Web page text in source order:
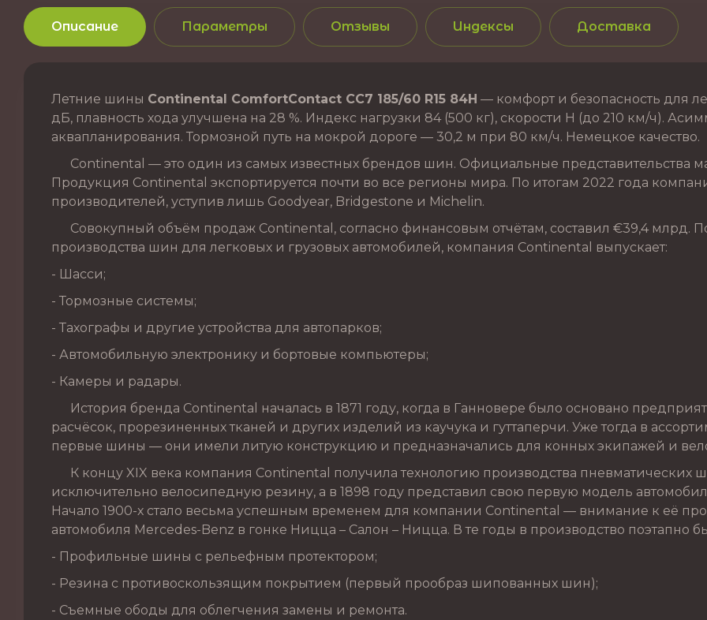
Описание Параметры Отзывы Индексы Доставка
Летние шины Continental ComfortContact CC7 185/60 R15 84H — комфорт и безопасность для
дБ, плавность хода улучшена на 28 %. Индекс нагрузки 84 (500 кг), скорости H (до 210 км/ч).
аквапланирования. Тормозной путь на мокрой дороге — 30,2 м при 80 км/ч. Немецкое качество.
Continental — это один из самых известных брендов шин. Официальные представительства
Продукция Continental экспортируется почти во все регионы мира. По итогам 2022 года
производителей, уступив лишь Goodyear, Bridgestone и Michelin.
Совокупный объём продаж Continental, согласно финансовым отчётам, составил €39,4 млрд.
производства шин для легковых и грузовых автомобилей, компания Continental выпускает:
- Шасси;
- Тормозные системы;
- Тахографы и другие устройства для автопарков;
- Автомобильную электронику и бортовые компьютеры;
- Камеры и радары.
История бренда Continental началась в 1871 году, когда в Ганновере было основано
расчёсок, прорезиненных тканей и других изделий из каучука и гуттаперчи. Уже тогда в
первые шины — они имели литую конструкцию и предназначались для конных экипажей и
К концу XIX века компания Continental получила технологию производства пневматических
исключительно велосипедную резину, а в 1898 году представил свою первую модель
Начало 1900-х стало весьма успешным временем для компании Continental — внимание к её
автомобиля Mercedes-Benz в гонке Ницца – Салон – Ницца. В те годы в производство поэтапно
- Профильные шины с рельефным протектором;
- Резина с противоскользящим покрытием (первый прообраз шипованных шин);
- Съемные ободы для облегчения замены и ремонта.